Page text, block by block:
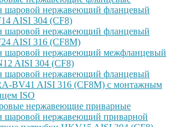
шаровой нержавеющий фланцевый
AISI 304 (CF8)
шаровой нержавеющий фланцевый
AISI 316 (CF8M)
шаровой нержавеющий межфланцевый
AISI 304 (CF8)
шаровой нержавеющий фланцевый
BV41 AISI 316 (CF8M) с монтажным
ISO
нержавеющие приварные
шаровой нержавеющий приварной